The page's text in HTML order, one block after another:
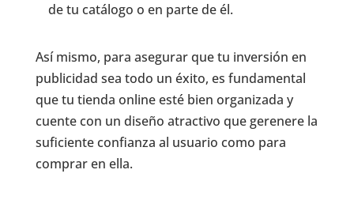
de tu catálogo o en parte de él.
Así mismo, para asegurar que tu inversión en
publicidad sea todo un éxito, es fundamental
que tu tienda online esté bien organizada y
cuente con un diseño atractivo que gerenere la
suficiente confianza al usuario como para
comprar en ella.